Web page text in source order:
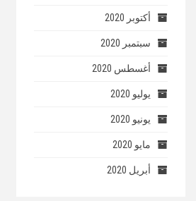
أكتوبر 2020
سبتمبر 2020
أغسطس 2020
يوليو 2020
يونيو 2020
مايو 2020
أبريل 2020